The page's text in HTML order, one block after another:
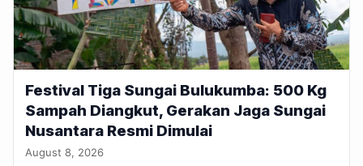
Festival Tiga Sungai Bulukumba: 500 Kg
Sampah Diangkut, Gerakan Jaga Sungai
Nusantara Resmi Dimulai
August 8, 2026